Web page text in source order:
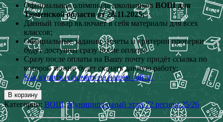
Официальная олимпиада школьников ВОШ для
Тюменской области от 28.11.2025;
Данный товар включает в себя материалы для всех
классов;
Официальные задания, ответы и критерии проверки
будут доступны сразу после оплаты;
Сразу после оплаты на Вашу почту придёт ссылка по
которой можно будет скачать данную работу;
Как купить и скачать на нашем сайте.
В корзину
Категории: ВОШ,Муниципальный этап 72 регион 25/26